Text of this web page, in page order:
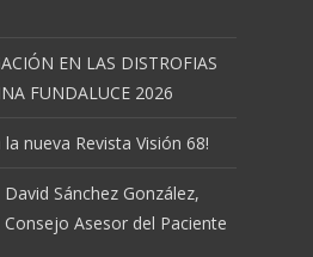
EN LAS DISTROFIAS
FUNDALUCE 2026
nueva Revista Visión 68!
Sánchez González,
Asesor del Paciente